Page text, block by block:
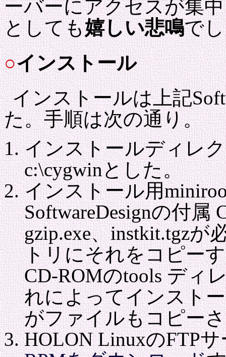
ーバーにアクセスが集
としても嬉しい悲鳴で
○インストール
インストールは上記
た。手順は次の通り。
インストールディレ
c:\cygwinとした。
インストール用
SoftwareDesignの付属
gzip.exe、instkit.tgzが
トリにそれをコピー
CD-ROMのtools ディ
れによってインスト
がファイルもコピー
HOLON LinuxのFTP